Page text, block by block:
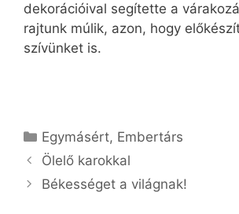
dekorációival segítette a
rajtunk múlik, azon, hogy
szívünket is.
Kategória
Egymásért, Embertárs
Ölelő karokkal
Békességet a világnak!